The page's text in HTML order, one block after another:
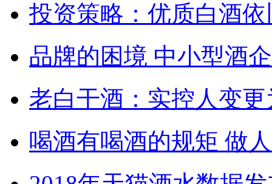
投资策略：优质白酒
品牌的困境 中小型酒
老白干酒：实控人变
喝酒有喝酒的规矩 做